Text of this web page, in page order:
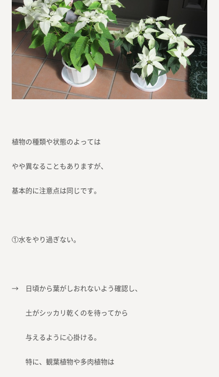
植物の種類や状態のよっては
やや異なることもありますが、
基本的に注意点は同じです。
①水をやり過ぎない。
→ 日頃から葉がしおれないよう確認し、
土がシッカリ乾くのを待ってから
与えるように心掛ける。
特に、観葉植物や多肉植物は